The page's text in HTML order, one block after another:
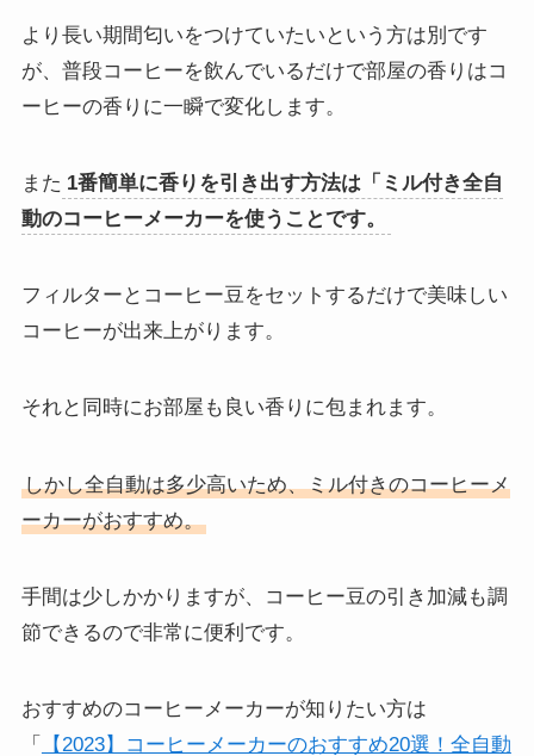
より長い期間匂いをつけていたいという方は別です
が、普段コーヒーを飲んでいるだけで部屋の香りはコ
ーヒーの香りに一瞬で変化します。
また 1番簡単に香りを引き出す方法は「ミル付き全自
動のコーヒーメーカーを使うことです。
フィルターとコーヒー豆をセットするだけで美味しい
コーヒーが出来上がります。
それと同時にお部屋も良い香りに包まれます。
しかし全自動は多少高いため、ミル付きのコーヒーメ
ーカーがおすすめ。
手間は少しかかりますが、コーヒー豆の引き加減も調
節できるので非常に便利です。
おすすめのコーヒーメーカーが知りたい方は
「
【2023】コーヒーメーカーのおすすめ20選！全自動